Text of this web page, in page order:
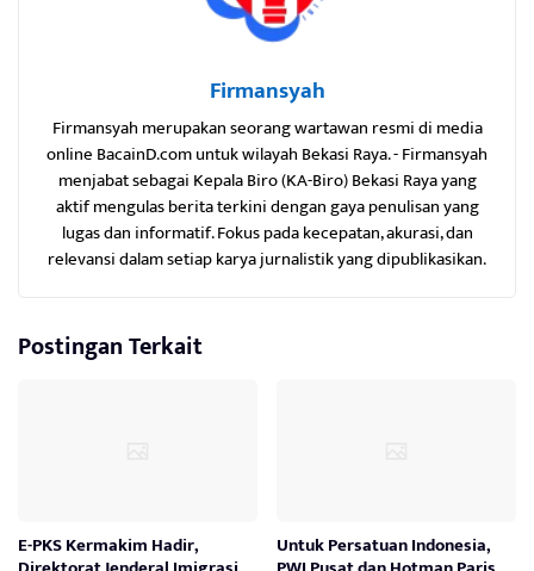
Firmansyah
Firmansyah merupakan seorang wartawan resmi di media
online BacainD.com untuk wilayah Bekasi Raya. - Firmansyah
menjabat sebagai Kepala Biro (KA-Biro) Bekasi Raya yang
aktif mengulas berita terkini dengan gaya penulisan yang
lugas dan informatif. Fokus pada kecepatan, akurasi, dan
relevansi dalam setiap karya jurnalistik yang dipublikasikan.
Postingan Terkait
E-PKS Kermakim Hadir, Untuk Persatuan Indonesia,